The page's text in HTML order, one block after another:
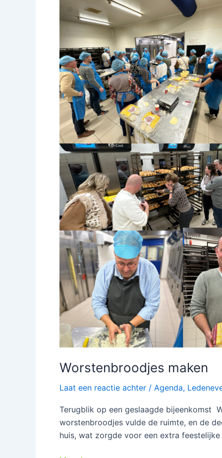
Worstenbroodjes maken
Laat een reactie achter / Agenda,
Terugblik op een geslaagde bijeenkomst
worstenbroodjes vulde de ruimte, en de
huis, wat zorgde voor een extra